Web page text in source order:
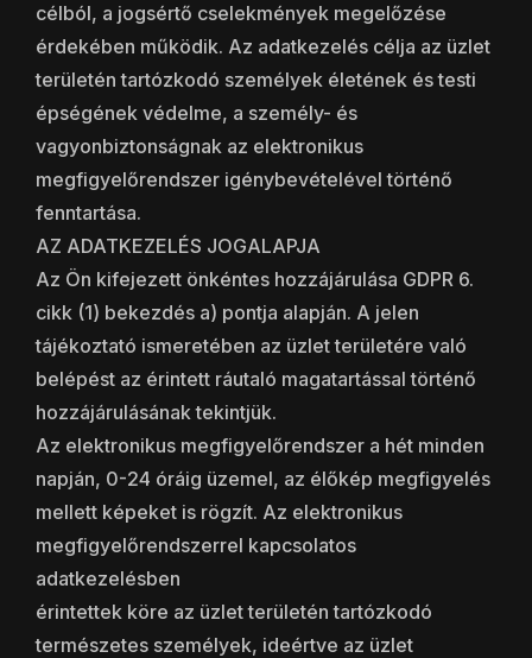
célból, a jogsértő cselekmények megelőzése
érdekében működik. Az adatkezelés célja az üzlet
területén tartózkodó személyek életének és testi
épségének védelme, a személy- és
vagyonbiztonságnak az elektronikus
megfigyelőrendszer igénybevételével történő
fenntartása.
AZ ADATKEZELÉS JOGALAPJA
Az Ön kifejezett önkéntes hozzájárulása GDPR 6.
cikk (1) bekezdés a) pontja alapján. A jelen
tájékoztató ismeretében az üzlet területére való
belépést az érintett ráutaló magatartással történő
hozzájárulásának tekintjük.
Az elektronikus megfigyelőrendszer a hét minden
napján, 0-24 óráig üzemel, az élőkép megfigyelés
mellett képeket is rögzít. Az elektronikus
megfigyelőrendszerrel kapcsolatos
adatkezelésben
érintettek köre az üzlet területén tartózkodó
természetes személyek, ideértve az üzlet